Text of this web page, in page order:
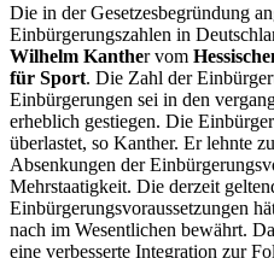
Die in der Gesetzesbegründung
Einbürgerungszahlen in
Wilhelm Kanther vom
für Sport. Die Zahl der
Einbürgerungen sei in den
erheblich gestiegen. Die
überlastet, so Kanther. Er lehnte
Absenkungen der
Mehrstaatigkeit. Die derzeit
Einbürgerungsvoraussetzungen
nach im Wesentlichen bewährt.
eine verbesserte Integration zur